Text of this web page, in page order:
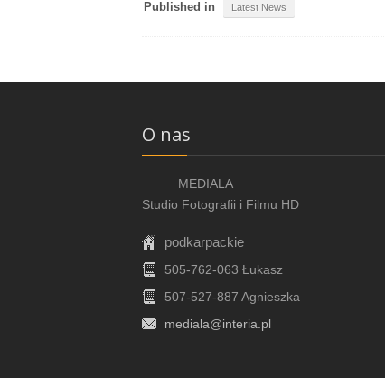
Published in Latest News
O nas
MEDIALA
Studio Fotografii i Filmu HD
podkarpackie
505-762-063 Łukasz
507-527-887 Agnieszka
mediala@interia.pl